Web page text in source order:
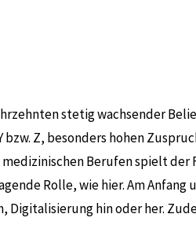
stetig wachsender
Z, besonders hohen
Berufen spielt der
Rolle, wie hier. Am Anfang
Digitalisierung hin oder her.